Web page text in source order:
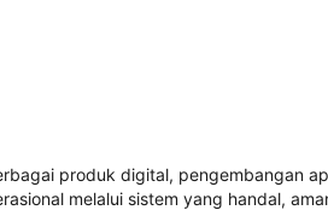
produk digital, pengembangan
melalui sistem yang handal,